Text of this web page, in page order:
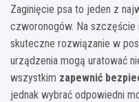
Zaginięcie psa to jeden z
czworonogów. Na
skuteczne rozwiązanie w
urządzenia mogą uratować
wszystkim zapewnić
jednak wybrać odpowiedni